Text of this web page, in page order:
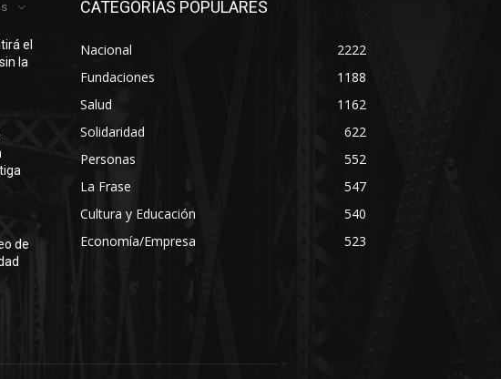
el
la
de
CATEGORÍAS POPULARES
Nacional
2222
Fundaciones
1188
Salud
1162
Solidaridad
622
Personas
552
La Frase
547
Cultura y Educación
540
Economía/Empresa
523